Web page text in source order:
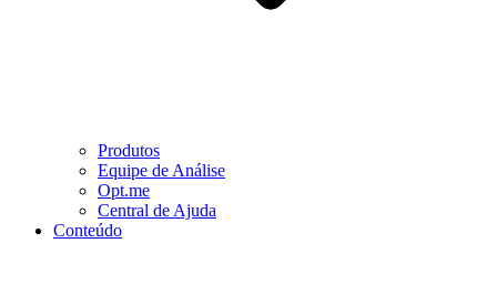
Produtos
Equipe de Análise
Opt.me
Central de Ajuda
Conteúdo